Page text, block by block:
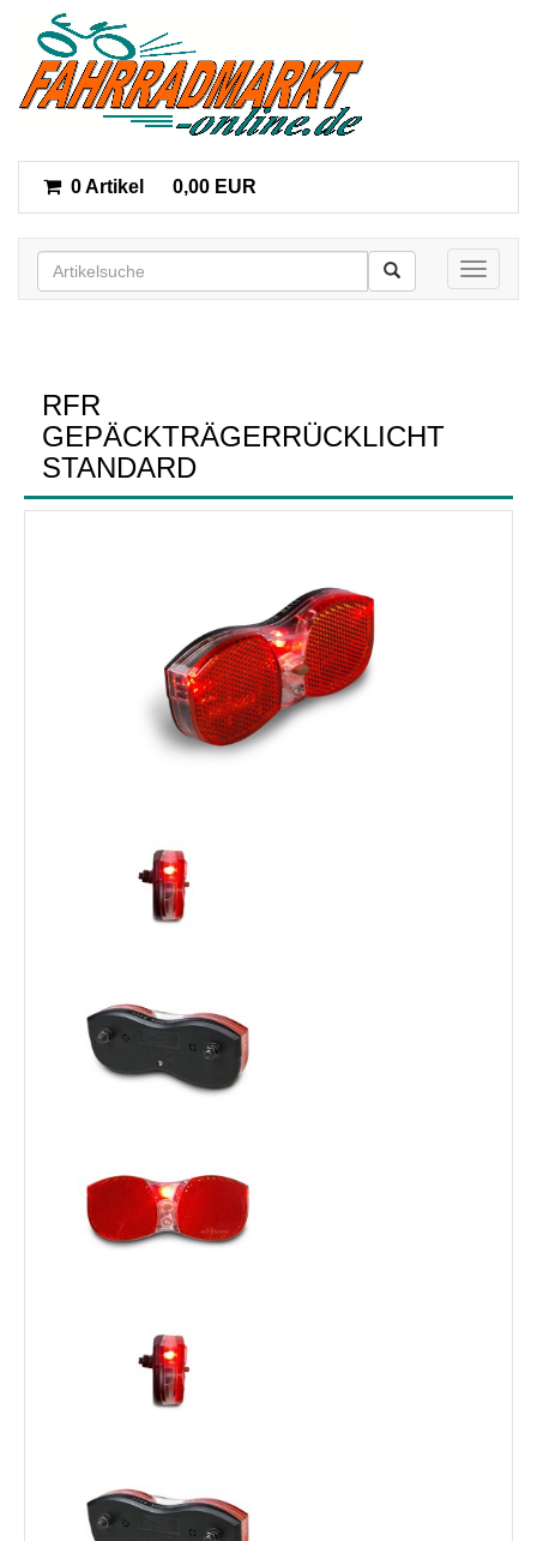
0 Artikel 0,00 EUR
Toggle
RFR
GEPÄCKTRÄGERRÜCKLICHT
STANDARD